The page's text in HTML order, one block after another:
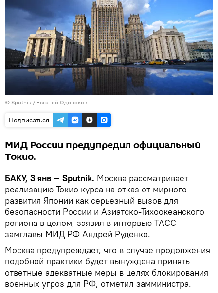
© Sputnik / Евгений Одиноков
Подписаться
МИД России предупредил официальный
Токио.
БАКУ, 3 янв — Sputnik. Москва рассматривает
реализацию Токио курса на отказ от мирного
развития Японии как серьезный вызов для
безопасности России и Азиатско-Тихоокеанского
региона в целом, заявил в интервью ТАСС
замглавы МИД РФ Андрей Руденко.
Москва предупреждает, что в случае продолжения
подобной практики будет вынуждена принять
ответные адекватные меры в целях блокирования
военных угроз для РФ, отметил замминистра.